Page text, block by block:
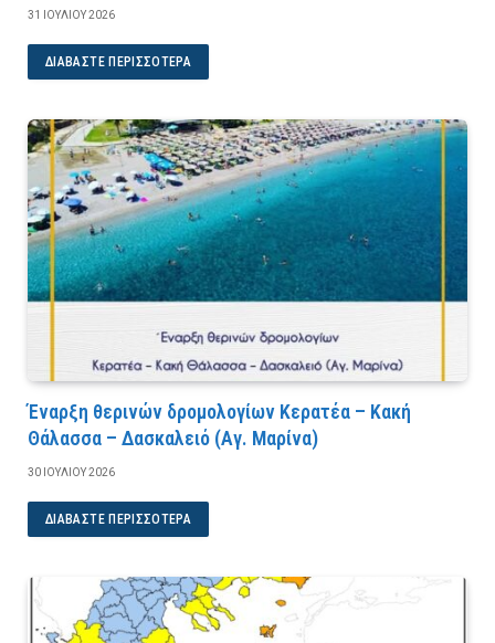
31 ΙΟΥΛΊΟΥ 2026
ΔΙΑΒΆΣΤΕ ΠΕΡΙΣΣΌΤΕΡΑ
Έναρξη θερινών δρομολογίων Κερατέα – Κακή
Θάλασσα – Δασκαλειό (Αγ. Μαρίνα)
30 ΙΟΥΛΊΟΥ 2026
ΔΙΑΒΆΣΤΕ ΠΕΡΙΣΣΌΤΕΡΑ